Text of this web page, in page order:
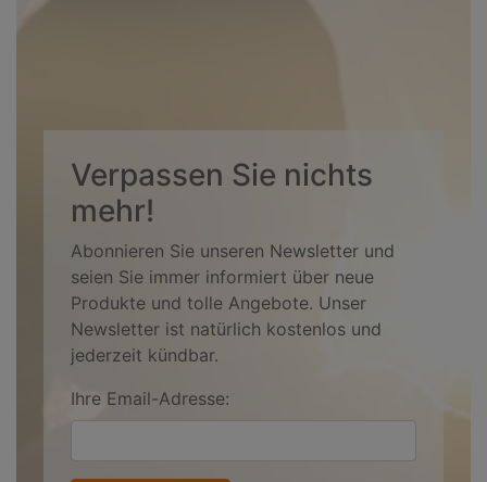
Verpassen Sie nichts
mehr!
Abonnieren Sie unseren Newsletter und
seien Sie immer informiert über neue
Produkte und tolle Angebote. Unser
Newsletter ist natürlich kostenlos und
jederzeit kündbar.
Ihre Email-Adresse: